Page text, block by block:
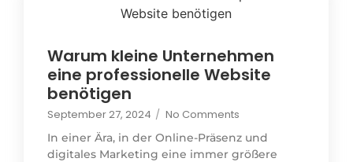
Warum kleine Unternehmen
eine professionelle Website
benötigen
September 27, 2024 / No Comments
In einer Ära, in der Online-Präsenz und
digitales Marketing eine immer größere